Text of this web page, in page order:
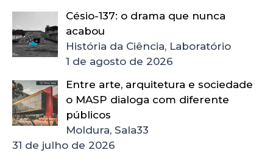
Césio-137: o drama que nunca
acabou
História da Ciência, Laboratório
1 de agosto de 2026
Entre arte, arquitetura e sociedade
o MASP dialoga com diferente
públicos
Moldura, Sala33
31 de julho de 2026